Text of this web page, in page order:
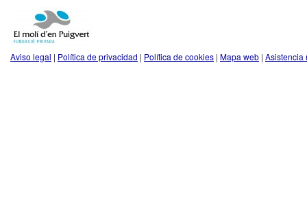
Aviso legal | Política de privacidad | Política de cookies | Mapa web | Asistencia